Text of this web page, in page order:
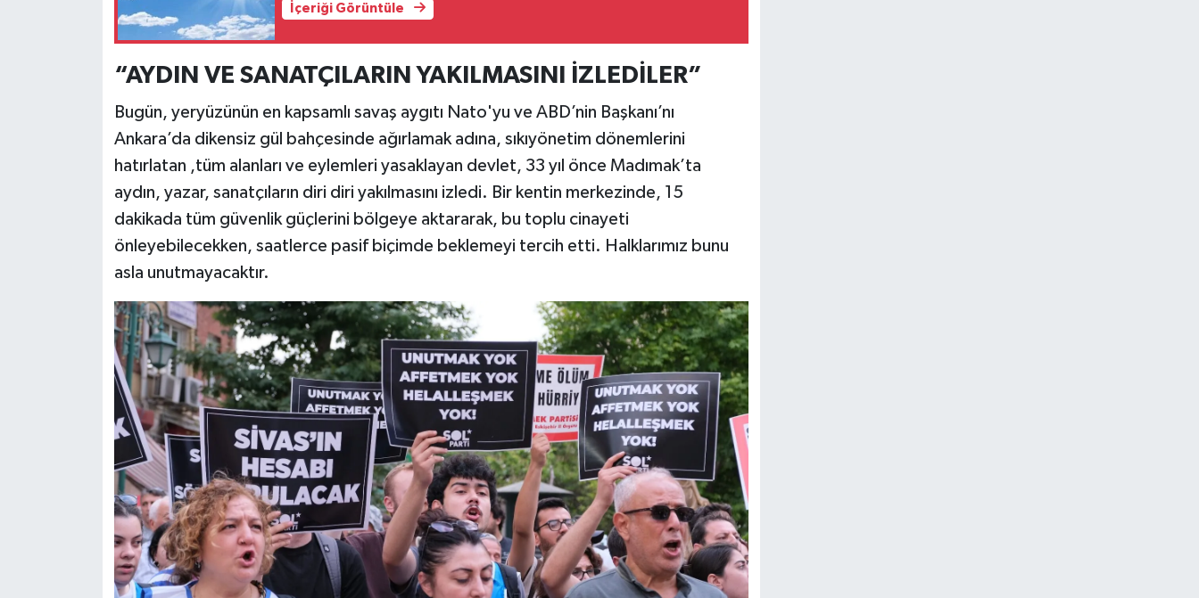
İçeriği Görüntüle
“AYDIN VE SANATÇILARIN YAKILMASINI İZLEDİLER”
​Bugün, yeryüzünün en kapsamlı savaş aygıtı Nato'yu ve ABD’nin Başkanı’nı
Ankara’da dikensiz gül bahçesinde ağırlamak adına, sıkıyönetim dönemlerini
hatırlatan ,tüm alanları ve eylemleri yasaklayan devlet, 33 yıl önce Madımak’ta
aydın, yazar, sanatçıların diri diri yakılmasını izledi. Bir kentin merkezinde, 15
dakikada tüm güvenlik güçlerini bölgeye aktararak, bu toplu cinayeti
önleyebilecekken, saatlerce pasif biçimde beklemeyi tercih etti. Halklarımız bunu
asla unutmayacaktır.